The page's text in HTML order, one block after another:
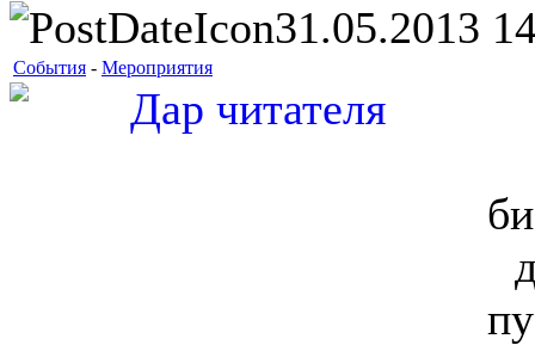
31.05.2013
События - Мероприятия